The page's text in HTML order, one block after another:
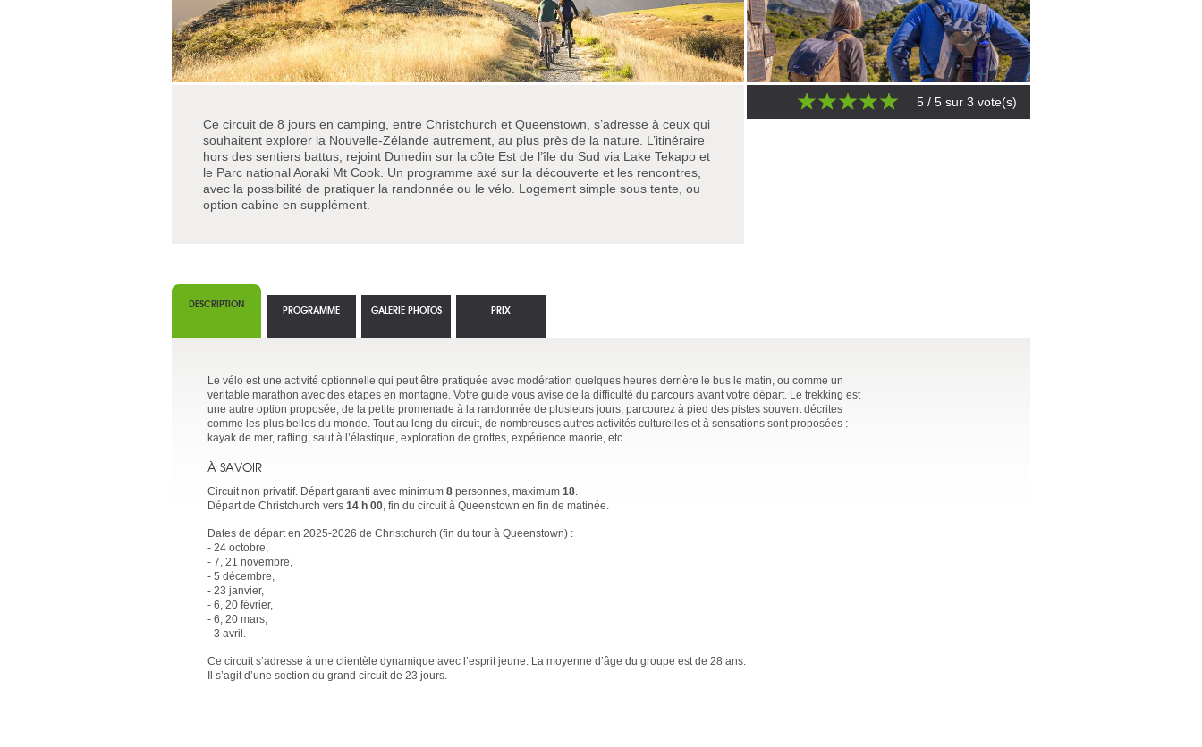
Ce circuit de 8 jours en camping, entre Christchurch et Queenstown, s’adresse à ceux qui
souhaitent explorer la Nouvelle-Zélande autrement, au plus près de la nature. L’itinéraire
hors des sentiers battus, rejoint Dunedin sur la côte Est de l’île du Sud via Lake Tekapo et
le Parc national Aoraki Mt Cook. Un programme axé sur la découverte et les rencontres,
avec la possibilité de pratiquer la randonnée ou le vélo. Logement simple sous tente, ou
option cabine en supplément.
5 / 5 sur 3 vote(s)
DESCRIPTION
Le vélo est une activité optionnelle qui peut être pratiquée avec modération quelques heures derrière le bus le matin, ou comme un
véritable marathon avec des étapes en montagne. Votre guide vous avise de la difficulté du parcours avant votre départ. Le trekking est
une autre option proposée, de la petite promenade à la randonnée de plusieurs jours, parcourez à pied des pistes souvent décrites
comme les plus belles du monde. Tout au long du circuit, de nombreuses autres activités culturelles et à sensations sont proposées :
kayak de mer, rafting, saut à l’élastique, exploration de grottes, expérience maorie, etc.
À SAVOIR
Circuit non privatif. Départ garanti avec minimum 8 personnes, maximum 18.
Départ de Christchurch vers 14 h 00, fin du circuit à Queenstown en fin de matinée.
Dates de départ en 2025-2026 de Christchurch (fin du tour à Queenstown) :
- 24 octobre,
- 7, 21 novembre,
- 5 décembre,
- 23 janvier,
- 6, 20 février,
- 6, 20 mars,
- 3 avril.
Ce circuit s’adresse à une clientèle dynamique avec l’esprit jeune. La moyenne d’âge du groupe est de 28 ans.
Il s’agit d’une section du grand circuit de 23 jours.
PROGRAMME GALERIE PHOTOS PRIX